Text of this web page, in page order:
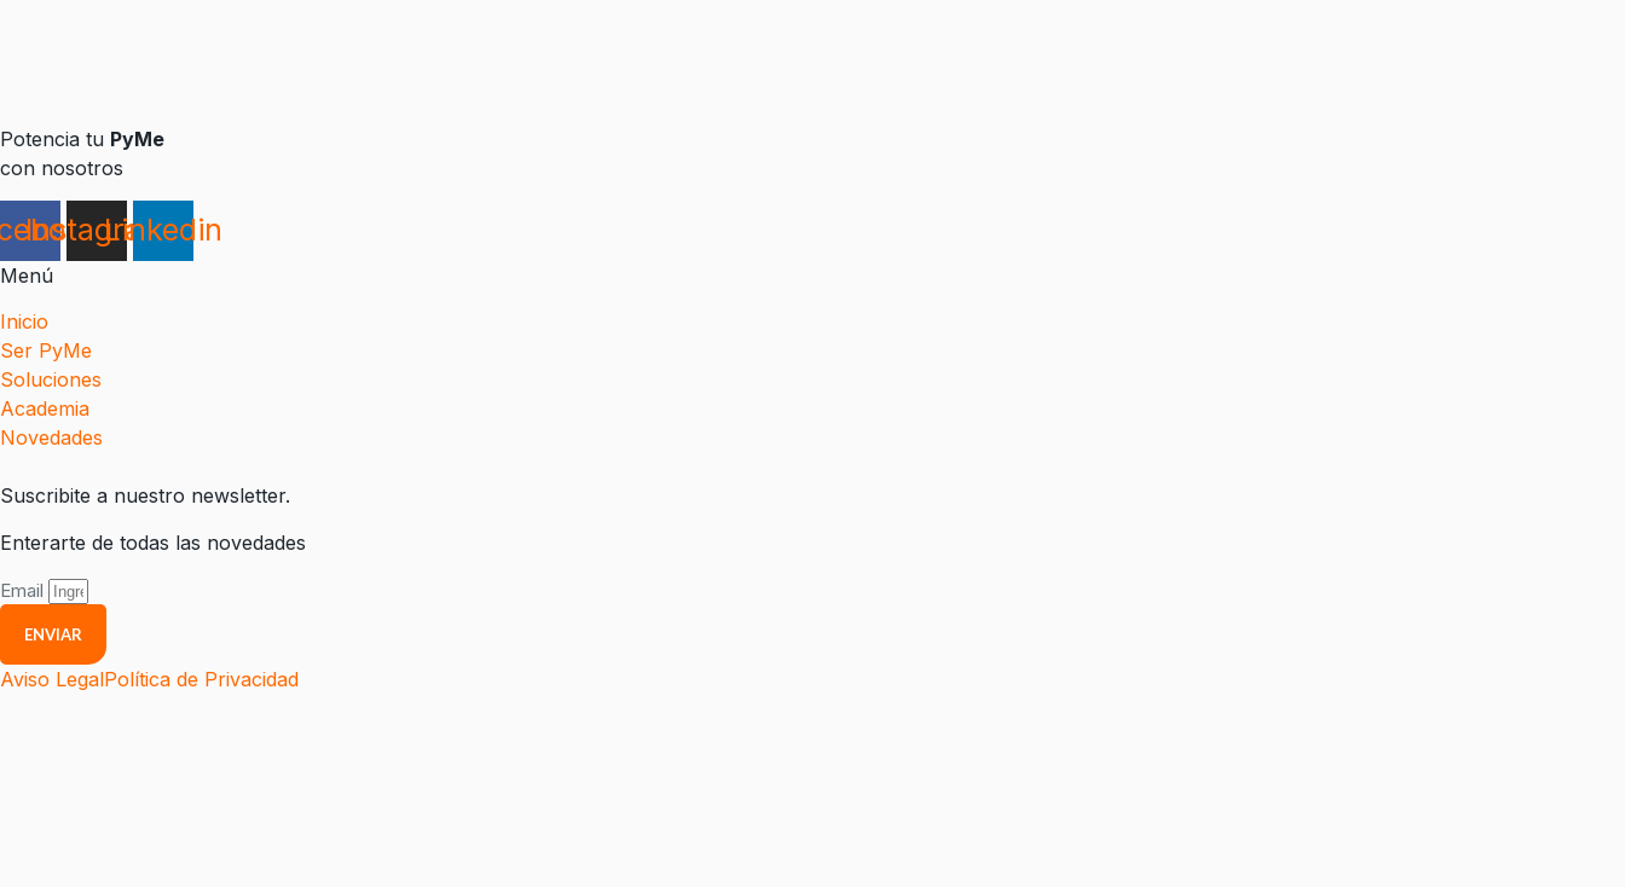
Potencia tu PyMe
con nosotros
Instagram
Linkedin
Menú
Inicio
Ser PyMe
Soluciones
Academia
Novedades
Suscribite a nuestro newsletter.
Enterarte de todas las novedades
Email
ENVIAR
Aviso LegalPolítica de Privacidad